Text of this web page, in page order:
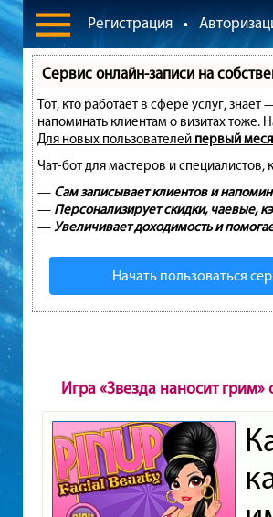
Регистрация •
Сервис онлайн-записи на
Тот, кто работает в сфере услуг,
напоминать клиентам о визитах
Для новых пользователей первый
Чат-бот для мастеров и
— Сам записывает клиентов и
— Персонализирует скидки, чаевые,
—Увеличивает доходимость и
Начать пользоваться
Игра «Звезда наносит грим»